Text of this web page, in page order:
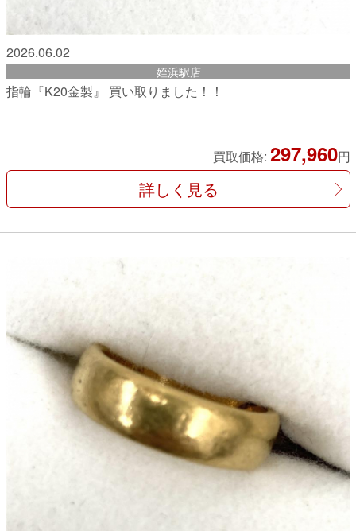
2026.06.02
姪浜駅店
指輪『K20金製』 買い取りました！！
買取価格: 297,960円
詳しく見る